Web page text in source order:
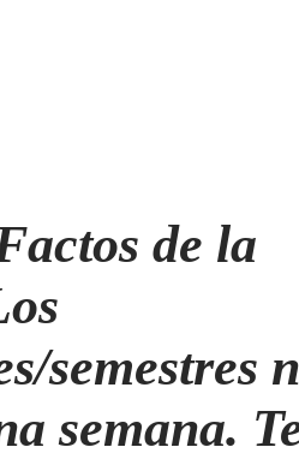
de la
semestres
semana.